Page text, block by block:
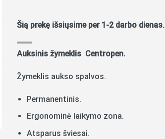
Šią prekę išsiųsime per 1-2 darbo dienas.
Auksinis žymeklis Centropen.
Žymeklis aukso spalvos.
Permanentinis.
Ergonominė laikymo zona.
Atsparus šviesai.